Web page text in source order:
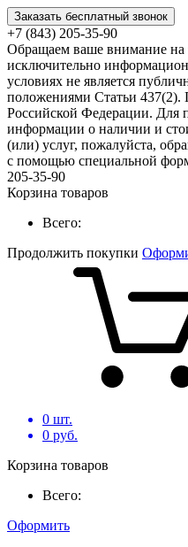
Заказать бесплатный звонок
+7 (843) 205-35-90
Обращаем ваше внимание на
исключительно
условиях не является
положениями Статьи 437(2).
Российской Федерации. Для
информации о наличии и
(или) услуг, пожалуйста,
с помощью специальной
205-35-90
Корзина товаров
Всего:
Продолжить покупки
0 шт.
0 руб.
Корзина товаров
Всего:
Оформить